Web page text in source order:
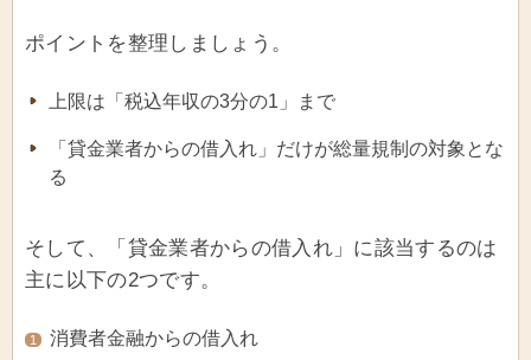
ポイントを整理しましょう。
上限は「税込年収の3分の1」まで
「貸金業者からの借入れ」だけが総量規制の対象とな
る
そして、「貸金業者からの借入れ」に該当するのは
主に以下の2つです。
1 消費者金融からの借入れ